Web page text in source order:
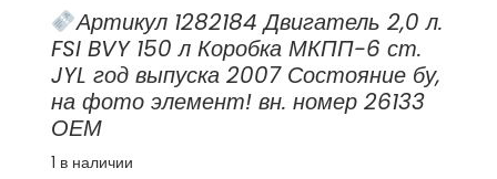
Артикул 1282184 Двигатель 2,0 л.
FSI BVY 150 л Коробка МКПП-6 ст.
JYL год выпуска 2007 Состояние бу,
на фото элемент! вн. номер 26133
ОЕМ
1 в наличии